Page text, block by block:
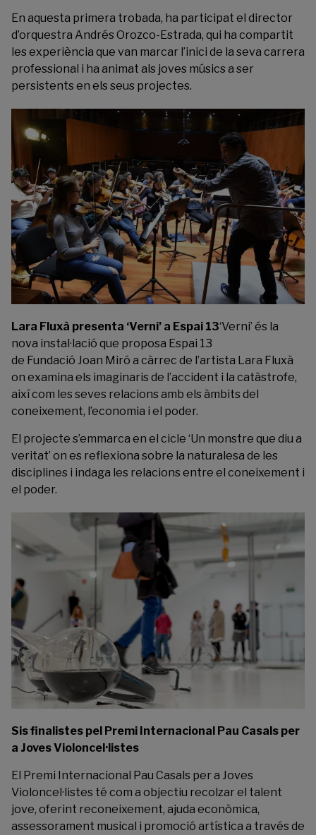
En aquesta primera trobada, ha participat el director
d’orquestra Andrés Orozco-Estrada, qui ha compartit
les experiència que van marcar l’inici de la seva carrera
professional i ha animat als joves músics a ser
persistents en els seus projectes.
Lara Fluxà presenta ‘Verni’ a Espai 13‘Verni’ és la
nova instal·lació que proposa Espai 13
de Fundació Joan Miró a càrrec de l’artista Lara Fluxà
on examina els imaginaris de l’accident i la catàstrofe,
així com les seves relacions amb els àmbits del
coneixement, l’economia i el poder.
El projecte s’emmarca en el cicle ‘Un monstre que diu a
veritat’ on es reflexiona sobre la naturalesa de les
disciplines i indaga les relacions entre el coneixement i
el poder.
Sis finalistes pel Premi Internacional Pau Casals per
a Joves Violoncel·listes
El Premi Internacional Pau Casals per a Joves
Violoncel·listes té com a objectiu recolzar el talent
jove, oferint reconeixement, ajuda econòmica,
assessorament musical i promoció artística a través de